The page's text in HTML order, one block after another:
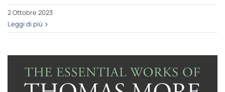
2 Ottobre 2023
Leggi di più